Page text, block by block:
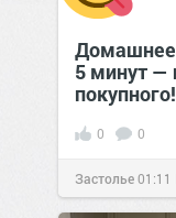
Домашнее
5 минут —
покупного!
0 0
Застолье01:11